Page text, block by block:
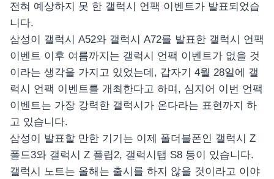
전혀 예상하지 못 한 갤럭시 언팩 이벤트가 발표되었습
니다.
삼성이 갤럭시 A52와 갤럭시 A72를 발표한 갤럭시 언팩
이벤트 이후 여름까지는 갤럭시 언팩 이벤트가 없을 것
이라는 생각을 가지고 있었는데, 갑자기 4월 28일에 갤
럭시 언팩 이벤트를 개최한다고 하며, 심지어 이번 언팩
이벤트는 가장 강력한 갤럭시가 온다라는 표현까지 하
고 있습니다.
삼성이 발표할 만한 기기는 이제 폴더블폰인 갤럭시 Z
폴드3와 갤럭시 Z 플립2, 갤럭시탭 S8 등이 있습니다.
갤럭시 노트는 올해는 출시를 하지 않을 것이라고 이야